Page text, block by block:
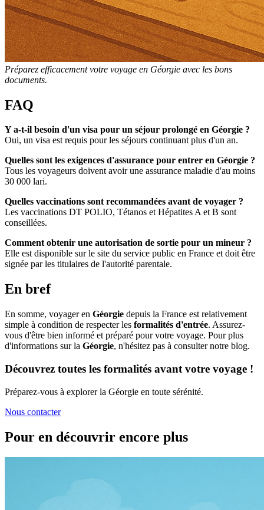
Préparez efficacement votre voyage en Géorgie avec les bons
documents.
FAQ
Y a-t-il besoin d'un visa pour un séjour prolongé en Géorgie ?
Oui, un visa est requis pour les séjours continuant plus d'un an.
Quelles sont les exigences d'assurance pour entrer en Géorgie ?
Tous les voyageurs doivent avoir une assurance maladie d'au moins
30 000 lari.
Quelles vaccinations sont recommandées avant de voyager ?
Les vaccinations DT POLIO, Tétanos et Hépatites A et B sont
conseillées.
Comment obtenir une autorisation de sortie pour un mineur ?
Elle est disponible sur le site du service public en France et doit être
signée par les titulaires de l'autorité parentale.
En bref
En somme, voyager en Géorgie depuis la France est relativement
simple à condition de respecter les formalités d'entrée. Assurez-
vous d'être bien informé et préparé pour votre voyage. Pour plus
d'informations sur la Géorgie, n'hésitez pas à consulter notre blog.
Découvrez toutes les formalités avant votre voyage !
Préparez-vous à explorer la Géorgie en toute sérénité.
Nous contacter
Pour en découvrir encore plus